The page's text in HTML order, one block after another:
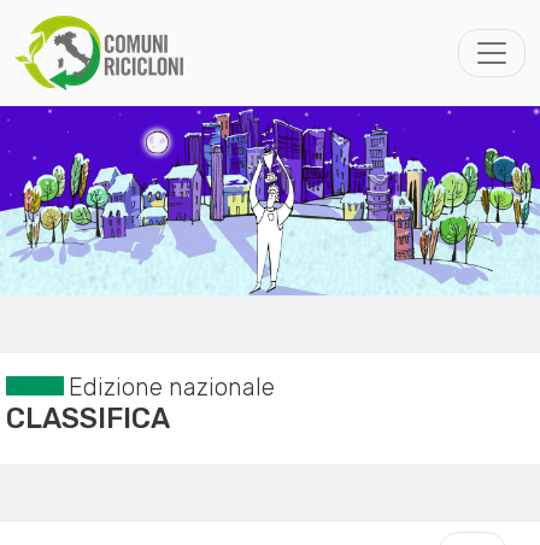
Edizione nazionale
CLASSIFICA